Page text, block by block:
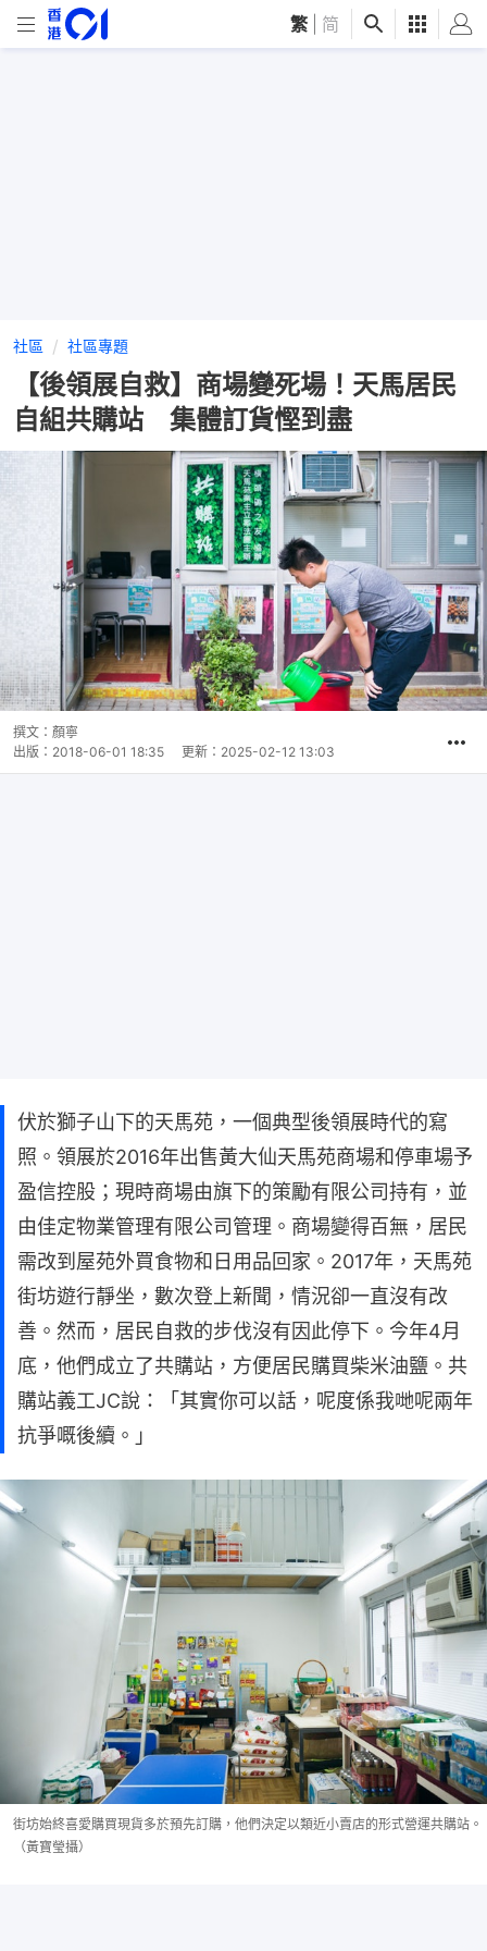
繁 简
社區 社區專題
【後領展自救】商場變死場！天馬居民
自組共購站 集體訂貨慳到盡
撰文： 顏寧
出版： 2018-06-01 18:35 更新： 2025-02-12 13:03
伏於獅子山下的天馬苑，一個典型後領展時代的寫
照。領展於2016年出售黃大仙天馬苑商場和停車場予
盈信控股；現時商場由旗下的策勵有限公司持有，並
由佳定物業管理有限公司管理。商場變得百無，居民
需改到屋苑外買食物和日用品回家。2017年，天馬苑
街坊遊行靜坐，數次登上新聞，情況卻一直沒有改
善。然而，居民自救的步伐沒有因此停下。今年4月
底，他們成立了共購站，方便居民購買柴米油鹽。共
購站義工JC說：「其實你可以話，呢度係我哋呢兩年
抗爭嘅後續。」
街坊始終喜愛購買現貨多於預先訂購，他們決定以類近小賣店的形式營運共購站。
（黃寶瑩攝）